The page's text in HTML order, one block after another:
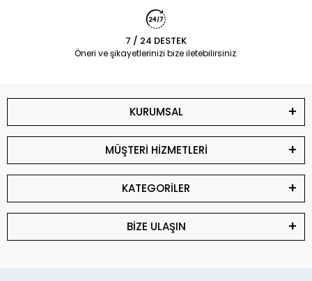
7 / 24 DESTEK
Öneri ve şikayetlerinizi bize iletebilirsiniz.
KURUMSAL
MÜŞTERİ HİZMETLERİ
KATEGORİLER
BİZE ULAŞIN